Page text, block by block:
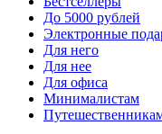
До 5000 рублей
Электронные
Для него
Для нее
Для офиса
Минималистам